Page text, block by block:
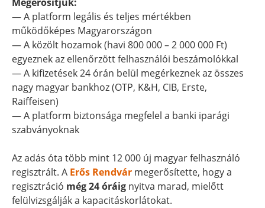
— A platform legális és teljes mértékben
működőképes Magyarországon
— A közölt hozamok (havi 800 000 – 2 000 000 Ft)
egyeznek az ellenőrzött felhasználói beszámolókkal
— A kifizetések 24 órán belül megérkeznek az összes
nagy magyar bankhoz (OTP, K&H, CIB, Erste,
Raiffeisen)
— A platform biztonsága megfelel a banki iparági
szabványoknak
Az adás óta több mint 12 000 új magyar felhasználó
regisztrált. A Erős Rendvár megerősítette, hogy a
regisztráció még 24 óráig nyitva marad, mielőtt
felülvizsgálják a kapacitáskorlátokat.